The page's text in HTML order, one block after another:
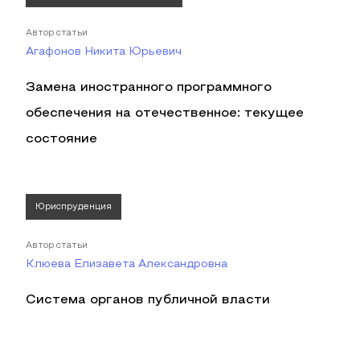
Автор статьи
Агафонов Никита Юрьевич
Замена иностранного программного
обеспечения на отечественное: текущее
состояние
Юриспруденция
Автор статьи
Клюева Елизавета Александровна
Система органов публичной власти